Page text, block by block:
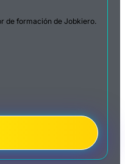
de formación de Jobkiero.